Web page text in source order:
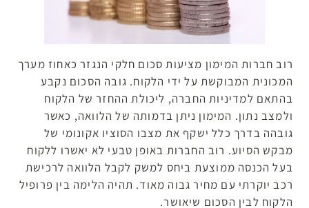
רוב חברות המימון מציעות סכום חלקי הנגזר כאחוז מערך
המכונית המבוקשת על ידי הלקוח. גובה הסכום נקבע
בהתאם למדיניות החברה, ליכולת ההחזר של הלקוח
ולמצב נתון. המימון ניתן בדמותה של הלוואה, כאשר
גובהה בדרך כלל ישקף את מצבו הסוציו אקונומי של
מבקש הסיוע. רוב החברות באופן טבעי לא יאשרו ללקוח
בעל הכנסה ממוצעת ביחס למשק לקבל הלוואה לרכישת
רכב יוקרתי עם מחיר גבוה מאוד. תהיה הלימה בין פרופיל
הלקוח לבין הסכום שיאושר.